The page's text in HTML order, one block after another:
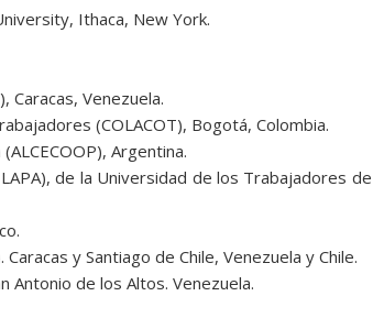
Ithaca, New York.
Caracas, Venezuela.
(COLACOT), Bogotá, Colombia.
Argentina.
de la Universidad de los Trabajadores de
y Santiago de Chile, Venezuela y Chile.
Antonio de los Altos. Venezuela.